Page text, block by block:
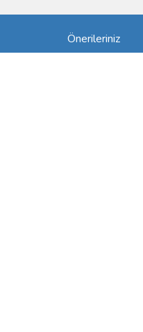
Önerileriniz